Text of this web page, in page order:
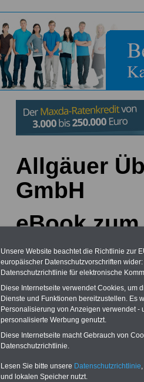
Allgäuer
GmbH
eBook zum
im
Dienst
Das eBook
im öffentlichen
richtet sich an
Unsere Website beachtet die Richtlinie zur
europäischer Datenschutzvorschriften
Datenschutzrichtlinie für elektronische
Diese Internetseite verwendet Cookies, um
Dienste und Funktionen bereitzustellen. Es
Personalisierung von Anzeigen verwendet
personalisierte Werbung genutzt.
Diese Internetseite macht Gebrauch von
Datenschutzrichtlinie.
Lesen Sie bitte unsere Datenschutzrichtlinie
und lokalen Speicher nutzt.